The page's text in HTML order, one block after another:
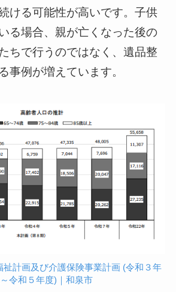
ける可能性が高いです。子供
る場合、親が亡くなった後の
ちで行うのではなく、遺品整
事例が増えています。
祉計画及び介護保険事業計画 (令和３年
令和５年度)｜和泉市